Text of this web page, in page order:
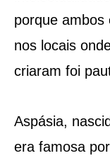
porque ambos
nos locais
criaram foi
Aspásia,
era famosa